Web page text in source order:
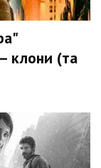
клони (та